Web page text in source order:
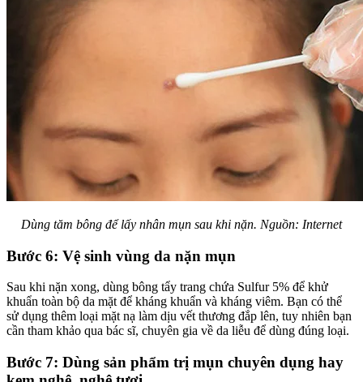
Dùng tăm bông để lấy nhân mụn sau khi nặn. Nguồn: Internet
Bước 6: Vệ sinh vùng da nặn mụn
Sau khi nặn xong, dùng bông tẩy trang chứa Sulfur 5% để khử
khuẩn toàn bộ da mặt để kháng khuẩn và kháng viêm. Bạn có thể
sử dụng thêm loại mặt nạ làm dịu vết thương đắp lên, tuy nhiên bạn
cần tham khảo qua bác sĩ, chuyên gia về da liễu để dùng đúng loại.
Bước 7: Dùng sản phẩm trị mụn chuyên dụng hay